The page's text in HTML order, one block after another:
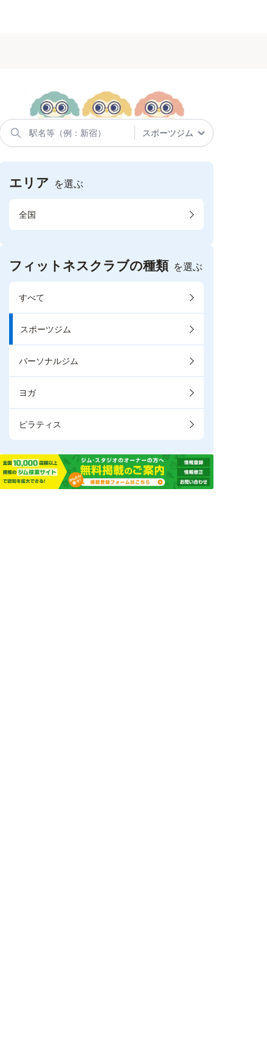
エリア を選ぶ
全国
フィットネスクラブの種類 を選ぶ
すべて
スポーツジム
パーソナルジム
ヨガ
ピラティス